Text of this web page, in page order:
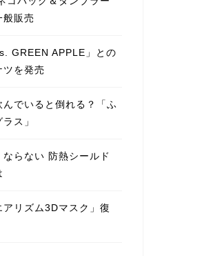
般販売
GREEN APPLE」との
ツを発売
んでいると倒れる？「ふ
ス」
ならない 防熱シールド
アリズム3Dマスク」復